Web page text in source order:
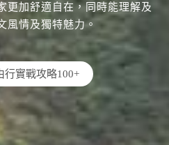
更加舒適自在，同時能理解及
風情及獨特魅力。
行實戰攻略100+